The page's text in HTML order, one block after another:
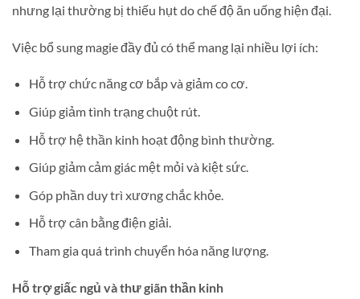
nhưng lại thường bị thiếu hụt do chế độ ăn uống hiện đại.
Việc bổ sung magie đầy đủ có thể mang lại nhiều lợi ích:
Hỗ trợ chức năng cơ bắp và giảm co cơ.
Giúp giảm tình trạng chuột rút.
Hỗ trợ hệ thần kinh hoạt động bình thường.
Giúp giảm cảm giác mệt mỏi và kiệt sức.
Góp phần duy trì xương chắc khỏe.
Hỗ trợ cân bằng điện giải.
Tham gia quá trình chuyển hóa năng lượng.
Hỗ trợ giấc ngủ và thư giãn thần kinh